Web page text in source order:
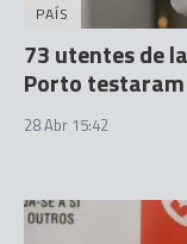
PAÍS
73 utentes de
Porto
28 Abr 15:42